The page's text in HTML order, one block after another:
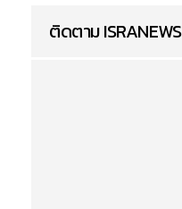
ติดตาม ISRANEWS